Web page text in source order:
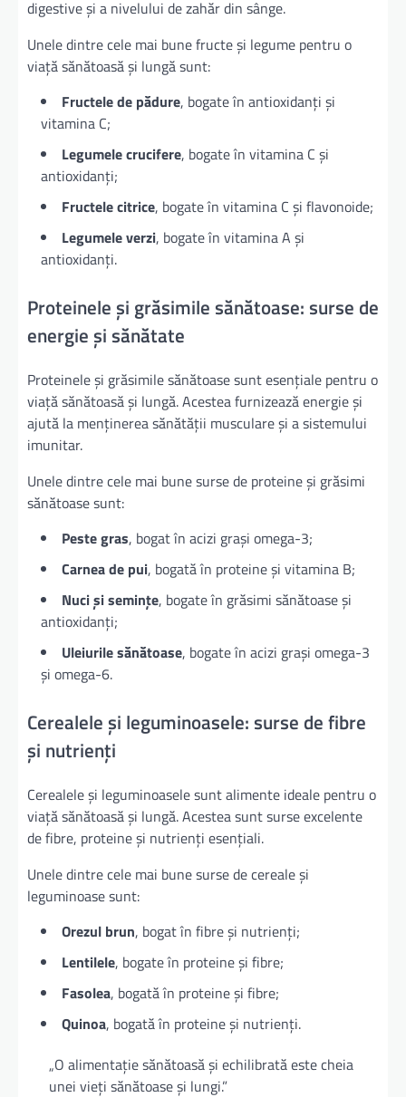
digestive și a nivelului de zahăr din sânge.
Unele dintre cele mai bune fructe și legume pentru o
viață sănătoasă și lungă sunt:
Fructele de pădure, bogate în antioxidanți și
vitamina C;
Legumele crucifere, bogate în vitamina C și
antioxidanți;
Fructele citrice, bogate în vitamina C și flavonoide;
Legumele verzi, bogate în vitamina A și
antioxidanți.
Proteinele și grăsimile sănătoase: surse de
energie și sănătate
Proteinele și grăsimile sănătoase sunt esențiale pentru o
viață sănătoasă și lungă. Acestea furnizează energie și
ajută la menținerea sănătății musculare și a sistemului
imunitar.
Unele dintre cele mai bune surse de proteine și grăsimi
sănătoase sunt:
Peste gras, bogat în acizi grași omega-3;
Carnea de pui, bogată în proteine și vitamina B;
Nuci și semințe, bogate în grăsimi sănătoase și
antioxidanți;
Uleiurile sănătoase, bogate în acizi grași omega-3
și omega-6.
Cerealele și leguminoasele: surse de fibre
și nutrienți
Cerealele și leguminoasele sunt alimente ideale pentru o
viață sănătoasă și lungă. Acestea sunt surse excelente
de fibre, proteine și nutrienți esențiali.
Unele dintre cele mai bune surse de cereale și
leguminoase sunt:
Orezul brun, bogat în fibre și nutrienți;
Lentilele, bogate în proteine și fibre;
Fasolea, bogată în proteine și fibre;
Quinoa, bogată în proteine și nutrienți.
„O alimentație sănătoasă și echilibrată este cheia
unei vieți sănătoase și lungi.”